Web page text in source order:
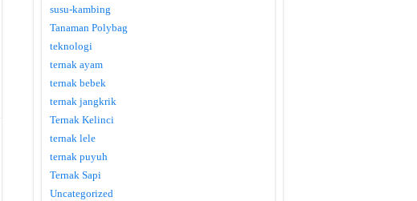
susu-kambing
Tanaman Polybag
teknologi
ternak ayam
ternak bebek
ternak jangkrik
Ternak Kelinci
ternak lele
ternak puyuh
Ternak Sapi
Uncategorized